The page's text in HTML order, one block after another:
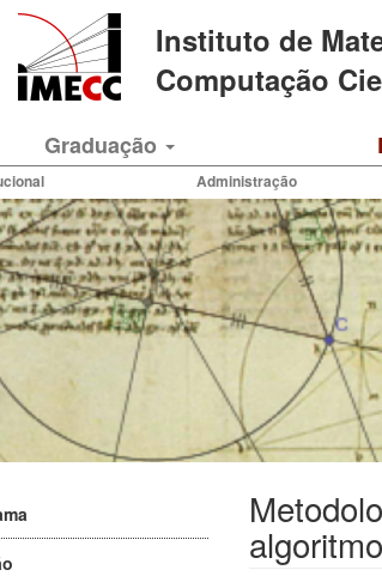
Instituto de
Computação
Graduação
Administração